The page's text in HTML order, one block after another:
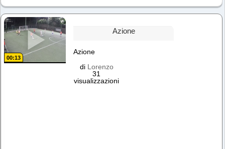
00:13
Azione
Azione
di Lorenzo
31
visualizzazioni